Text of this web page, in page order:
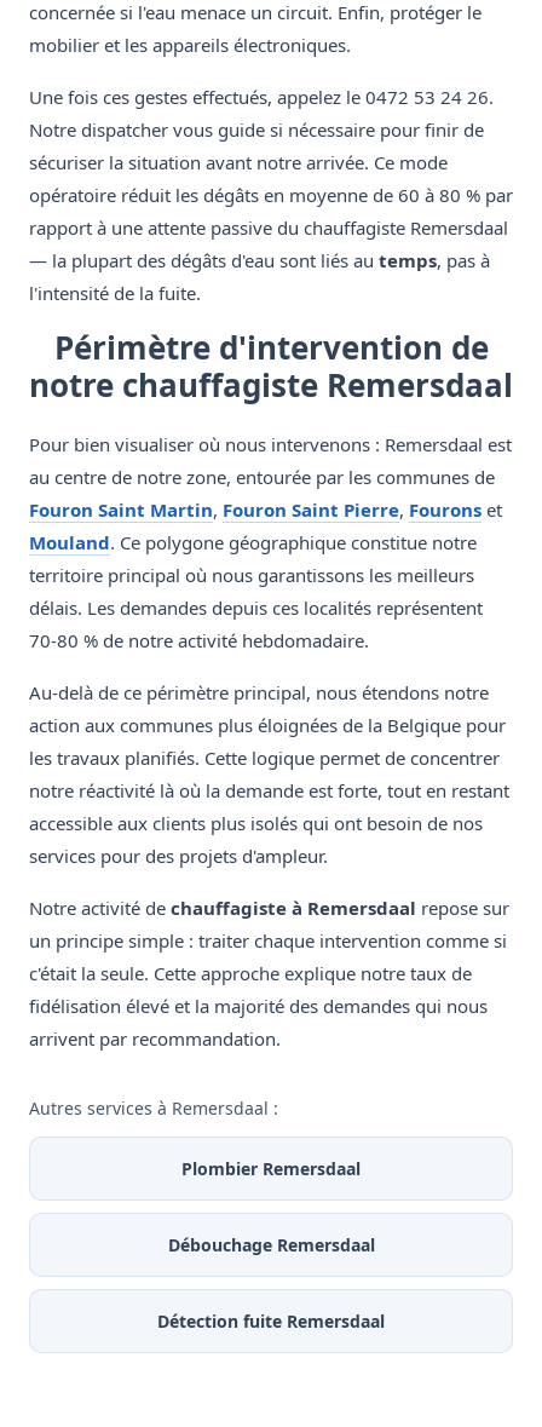
concernée si l'eau menace un circuit. Enfin, protéger le
mobilier et les appareils électroniques.
Une fois ces gestes effectués, appelez le 0472 53 24 26.
Notre dispatcher vous guide si nécessaire pour finir de
sécuriser la situation avant notre arrivée. Ce mode
opératoire réduit les dégâts en moyenne de 60 à 80 % par
rapport à une attente passive du chauffagiste Remersdaal
— la plupart des dégâts d'eau sont liés au temps, pas à
l'intensité de la fuite.
Périmètre d'intervention de
notre chauffagiste Remersdaal
Pour bien visualiser où nous intervenons : Remersdaal est
au centre de notre zone, entourée par les communes de
Fouron Saint Martin, Fouron Saint Pierre, Fourons et
Mouland. Ce polygone géographique constitue notre
territoire principal où nous garantissons les meilleurs
délais. Les demandes depuis ces localités représentent
70-80 % de notre activité hebdomadaire.
Au-delà de ce périmètre principal, nous étendons notre
action aux communes plus éloignées de la Belgique pour
les travaux planifiés. Cette logique permet de concentrer
notre réactivité là où la demande est forte, tout en restant
accessible aux clients plus isolés qui ont besoin de nos
services pour des projets d'ampleur.
Notre activité de chauffagiste à Remersdaal repose sur
un principe simple : traiter chaque intervention comme si
c'était la seule. Cette approche explique notre taux de
fidélisation élevé et la majorité des demandes qui nous
arrivent par recommandation.
Autres services à Remersdaal :
Plombier Remersdaal
Débouchage Remersdaal
Détection fuite Remersdaal